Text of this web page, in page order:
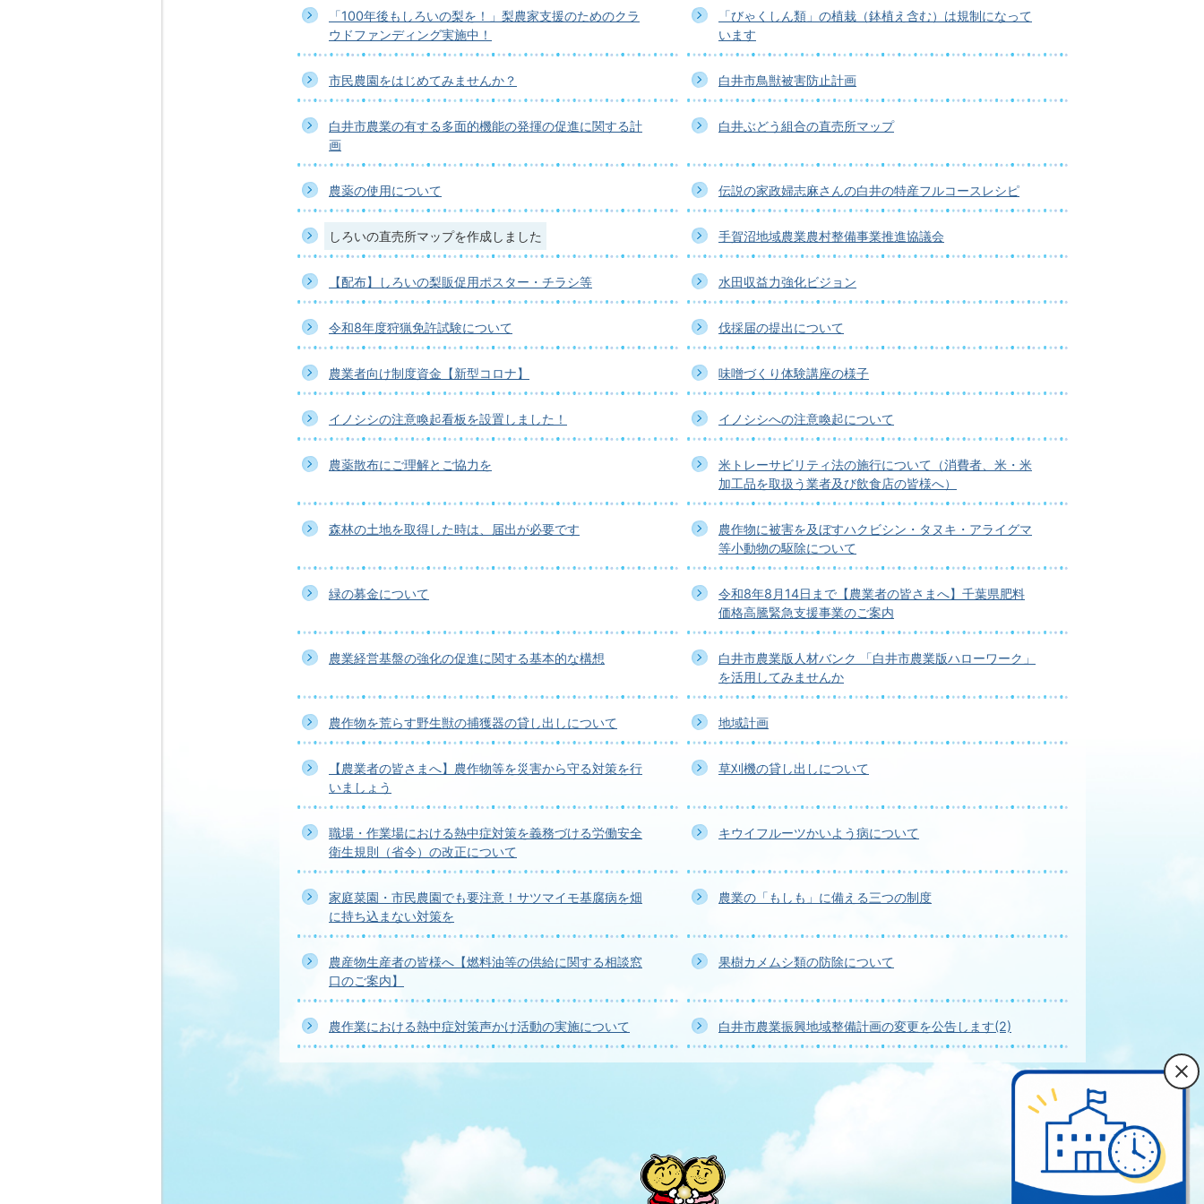
「100年後もしろいの梨を！」梨農家支援のためのクラ
ウドファンディング実施中！
「びゃくしん類」の植栽（鉢植え含む）は規制になって
います
市民農園をはじめてみませんか？ 白井市鳥獣被害防止計画
白井市農業の有する多面的機能の発揮の促進に関する計
画
白井ぶどう組合の直売所マップ
農薬の使用について 伝説の家政婦志麻さんの白井の特産フルコースレシピ
しろいの直売所マップを作成しました 手賀沼地域農業農村整備事業推進協議会
【配布】しろいの梨販促用ポスター・チラシ等 水田収益力強化ビジョン
令和8年度狩猟免許試験について 伐採届の提出について
農業者向け制度資金【新型コロナ】 味噌づくり体験講座の様子
イノシシの注意喚起看板を設置しました！ イノシシへの注意喚起について
農薬散布にご理解とご協力を
米トレーサビリティ法の施行について（消費者、米・米
加工品を取扱う業者及び飲食店の皆様へ）
森林の土地を取得した時は、届出が必要です
農作物に被害を及ぼすハクビシン・タヌキ・アライグマ
等小動物の駆除について
緑の募金について
令和8年8月14日まで【農業者の皆さまへ】千葉県肥料
価格高騰緊急支援事業のご案内
農業経営基盤の強化の促進に関する基本的な構想
白井市農業版人材バンク 「白井市農業版ハローワーク」
を活用してみませんか
農作物を荒らす野生獣の捕獲器の貸し出しについて 地域計画
【農業者の皆さまへ】農作物等を災害から守る対策を行
いましょう
草刈機の貸し出しについて
職場・作業場における熱中症対策を義務づける労働安全
衛生規則（省令）の改正について
キウイフルーツかいよう病について
家庭菜園・市民農園でも要注意！サツマイモ基腐病を畑
に持ち込まない対策を
農業の「もしも」に備える三つの制度
農産物生産者の皆様へ【燃料油等の供給に関する相談窓
口のご案内】
果樹カメムシ類の防除について
農作業における熱中症対策声かけ活動の実施について 白井市農業振興地域整備計画の変更を公告します(2)